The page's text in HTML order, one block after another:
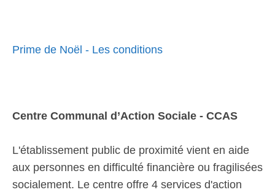
Prime de Noël - Les conditions
Centre Communal d’Action Sociale - CCAS
L'établissement public de proximité vient en aide
aux personnes en difficulté financière ou fragilisées
socialement. Le centre offre 4 services d'action